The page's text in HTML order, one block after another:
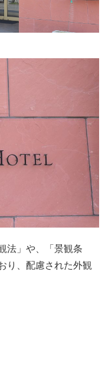
法」や、「景観条
り、配慮された外観